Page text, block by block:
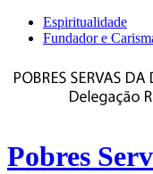
Espiritualidade
Fundador e
Pobres